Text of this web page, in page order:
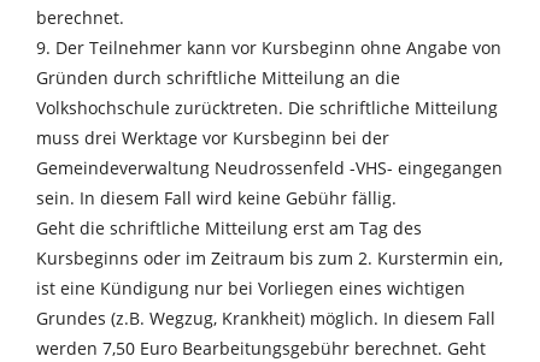
berechnet.
9. Der Teilnehmer kann vor Kursbeginn ohne Angabe von
Gründen durch schriftliche Mitteilung an die
Volkshochschule zurücktreten. Die schriftliche Mitteilung
muss drei Werktage vor Kursbeginn bei der
Gemeindeverwaltung Neudrossenfeld -VHS- eingegangen
sein. In diesem Fall wird keine Gebühr fällig.
Geht die schriftliche Mitteilung erst am Tag des
Kursbeginns oder im Zeitraum bis zum 2. Kurstermin ein,
ist eine Kündigung nur bei Vorliegen eines wichtigen
Grundes (z.B. Wegzug, Krankheit) möglich. In diesem Fall
werden 7,50 Euro Bearbeitungsgebühr berechnet. Geht